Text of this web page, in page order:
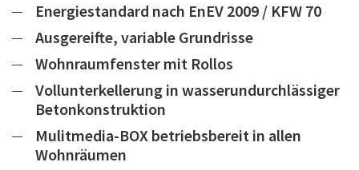
Energiestandard nach EnEV 2009 / KFW 70
Ausgereifte, variable Grundrisse
Wohnraumfenster mit Rollos
Vollunterkellerung in wasserundurchlässiger
Betonkonstruktion
Mulitmedia-BOX betriebsbereit in allen
Wohnräumen